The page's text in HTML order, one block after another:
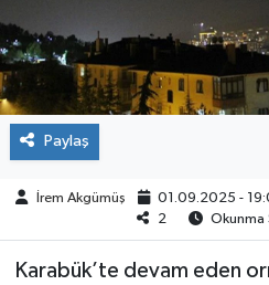
Paylaş
İrem Akgümüş 01.09.2025 -
2
Okunma
Karabük’te devam eden
RESMİ İLANLAR
KÜLTÜR
TURİZM
MAGAZİN